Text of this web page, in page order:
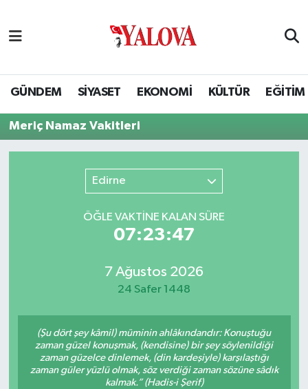
GÜNDEM SİYASET EKONOMİ KÜLTÜR EĞİTİM
Meriç Namaz Vakitleri
Edirne
ÖĞLE VAKTİNE KALAN SÜRE
07:23:47
7 Ağustos 2026
24 Safer 1448
(Şu dört şey kâmil) müminin ahlâkındandır: Konuştuğu
zaman güzel konuşmak, (kendisine) bir şey söylenildiği
zaman güzelce dinlemek, (din kardeşiyle) karşılaştığı
zaman güler yüzlü olmak, söz verdiği zaman sözüne sâdık
kalmak.” (Hadis-i Şerif)
SİYASET
EKONOMİ
BİLİM VE TEKNOLOJİ
SPOR
ULUSAL
Yalova Nöbetçi Eczaneler
Yalova Hava Durumu
Yalova Namaz Vakitleri
Puan Durumu ve Fikstür
Tüm Manşetler